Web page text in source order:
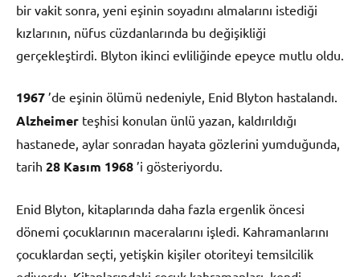
bir vakit sonra, yeni eşinin soyadını almalarını istediği
kızlarının, nüfus cüzdanlarında bu değişikliği
gerçekleştirdi. Blyton ikinci evliliğinde epeyce mutlu oldu.
1967 ’de eşinin ölümü nedeniyle, Enid Blyton hastalandı.
Alzheimer teşhisi konulan ünlü yazan, kaldırıldığı
hastanede, aylar sonradan hayata gözlerini yumduğunda,
tarih 28 Kasım 1968 ’i gösteriyordu.
Enid Blyton, kitaplarında daha fazla ergenlik öncesi
dönemi çocuklarının maceralarını işledi. Kahramanlarını
çocuklardan seçti, yetişkin kişiler otoriteyi temsilcilik